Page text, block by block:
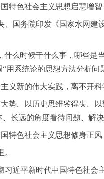
特色社会主义思想启慧增
国务院印发《国家水网建
么时候干什么事，哪些是
用系统论的思想方法分析问
新的伟大实践，离不开科
、以历史思维鉴得失、以
、长远的角度看待问题、解
特色社会主义思想修身正
近平新时代中国特色社会